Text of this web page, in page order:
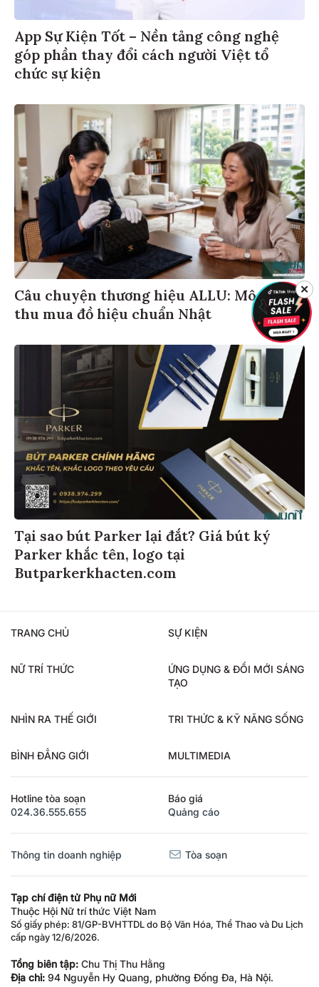
App Sự Kiện Tốt – Nền tảng công nghệ
góp phần thay đổi cách người Việt tổ
chức sự kiện
Câu chuyện thương hiệu ALLU: Mô hình
thu mua đồ hiệu chuẩn Nhật
Tại sao bút Parker lại đắt? Giá bút ký
Parker khắc tên, logo tại
Butparkerkhacten.com
TRANG CHỦ SỰ KIỆN
NỮ TRÍ THỨC
ỨNG DỤNG & ĐỔI MỚI SÁNG
TẠO
NHÌN RA THẾ GIỚI TRI THỨC & KỸ NĂNG SỐNG
BÌNH ĐẲNG GIỚI MULTIMEDIA
Hotline tòa soạn
024.36.555.655
Báo giá
Quảng cáo
Thông tin doanh nghiệp Tòa soạn
Tạp chí điện tử Phụ nữ Mới
Thuộc Hội Nữ trí thức Việt Nam
Số giấy phép: 81/GP-BVHTTDL do Bộ Văn Hóa, Thể Thao và Du Lịch
cấp ngày 12/6/2026.
Tổng biên tập: Chu Thị Thu Hằng
Địa chỉ: 94 Nguyễn Hy Quang, phường Đống Đa, Hà Nội.
✕